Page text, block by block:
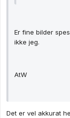
Er fine bilder
ikke jeg.
AtW
Det er vel akkurat